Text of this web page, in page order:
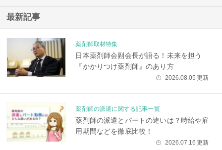
最新記事
薬剤師取材特集
日本薬剤師会副会長が語る！未来を担う
『かかりつけ薬剤師』のあり方
🕒 2026.08.05 更新
薬剤師の派遣に関する記事一覧
薬剤師の派遣とパートの違いは？時給や雇
用期間などを徹底比較！
🕒 2026.07.16 更新